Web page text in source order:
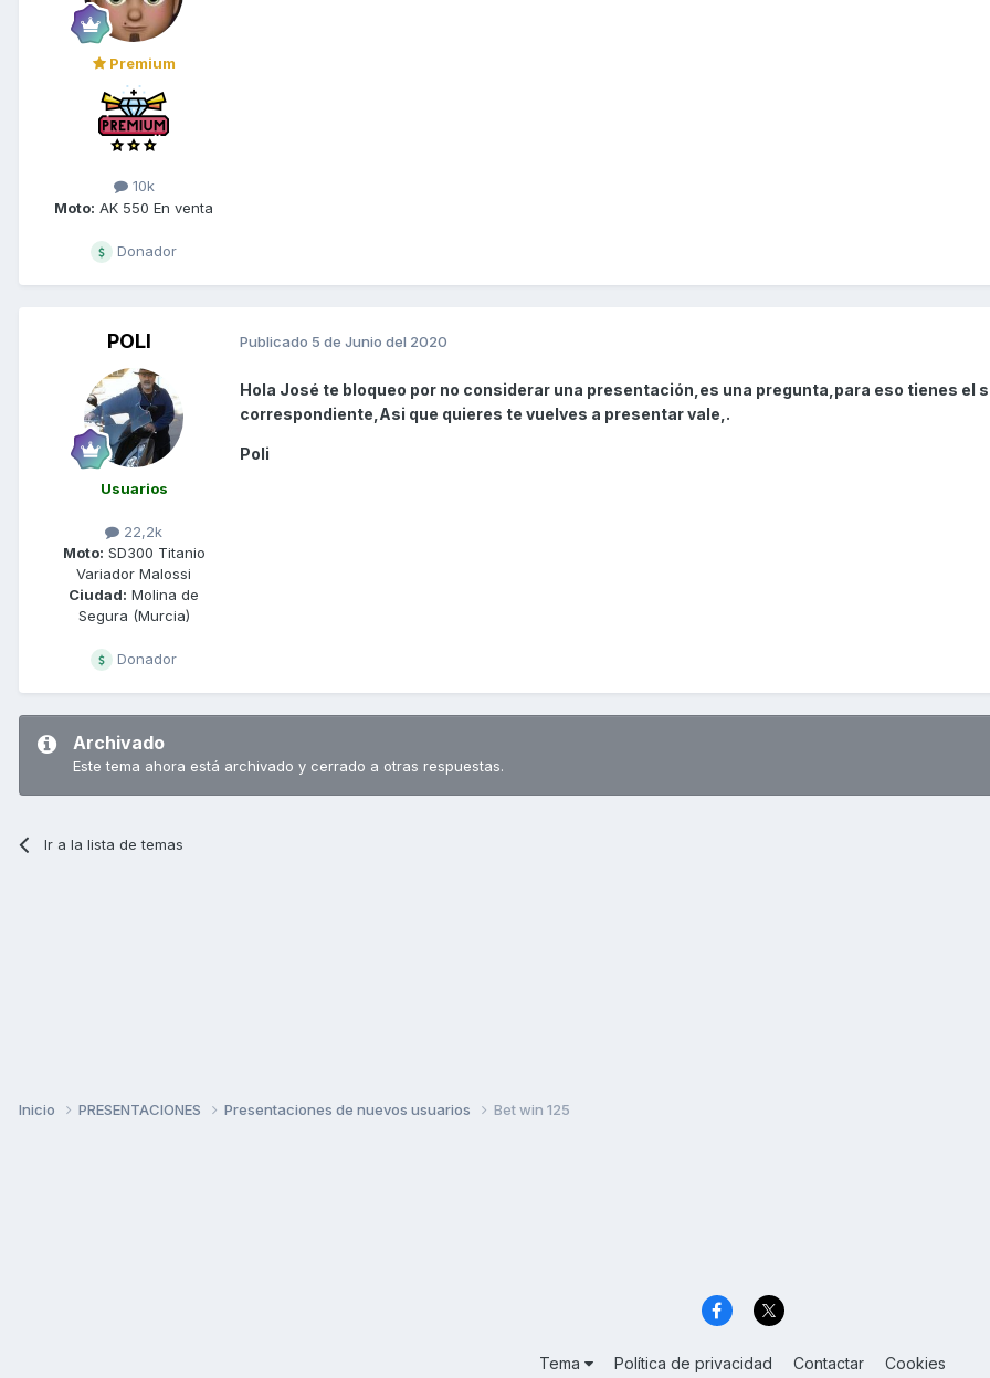
Premium
10k
Moto: AK 550 En venta
Donador
POLI
Usuarios
22,2k
Moto: SD300 Titanio
Variador Malossi
Ciudad: Molina de
Segura (Murcia)
Donador
Publicado 5 de Junio del 2020
Hola José te bloqueo por no considerar una presentación,es una pregunta,para eso tienes el
correspondiente,Asi que quieres te vuelves a presentar vale,.
Poli
Archivado
Este tema ahora está archivado y cerrado a otras respuestas.
Ir a la lista de temas
Inicio PRESENTACIONES Presentaciones de nuevos usuarios Bet win 125
Tema Política de privacidad Contactar Cookies